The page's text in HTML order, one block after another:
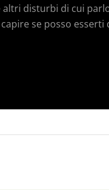
disturbi di cui
se posso esserti